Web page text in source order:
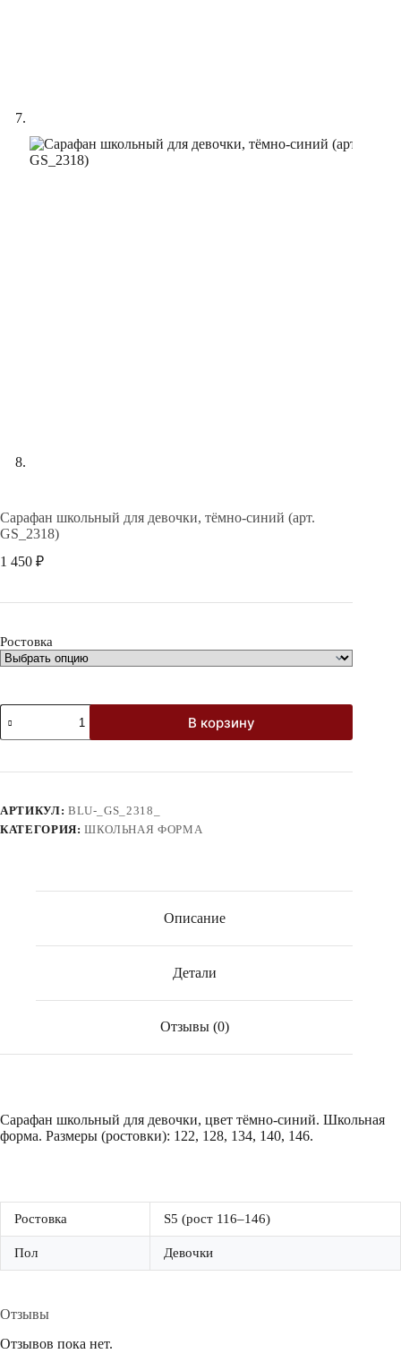
Сарафан школьный для девочки, тёмно-синий (арт.
GS_2318)
1 450 ₽
Ростовка
Количество
товара
Сарафан
для
синий
(арт.
В корзину
АРТИКУЛ: BLU-_GS_2318_
КАТЕГОРИЯ:ШКОЛЬНАЯ ФОРМА
Описание
Детали
Отзывы (0)
Сарафан школьный для девочки, цвет тёмно-синий. Школьная
форма. Размеры (ростовки): 122, 128, 134, 140, 146.
Ростовка S5 (рост 116–146)
Пол Девочки
Отзывы
Отзывов пока нет.